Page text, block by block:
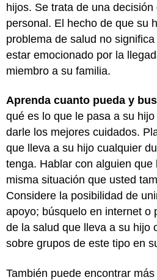
hijos. Se trata de una
personal. El hecho de que su
problema de salud no
estar emocionado por la
miembro a su familia.
Aprenda cuanto pueda y
qué es lo que le pasa a su
darle los mejores cuidados.
que lleva a su hijo cualquier
tenga. Hablar con alguien que
misma situación que usted
Considere la posibilidad de
apoyo; búsquelo en internet o
de la salud que lleva a su hijo
sobre grupos de este tipo en
También puede encontrar